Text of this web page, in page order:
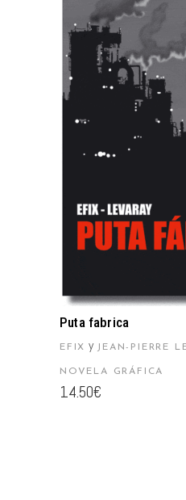
AÑADIR
Puta fabrica
EFIX y JEAN-PIERRE
NOVELA GRÁFICA
14.50€